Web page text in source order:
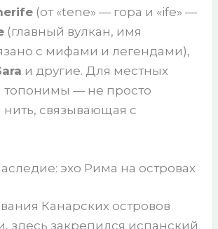
(от «tene» — гора и «ife» —
(главный вулкан, имя
с мифами и легендами),
и другие. Для местных
топонимы — не просто
нить, связывающая с
эхо Рима на островах
Канарских островов
здесь закрепился испанский